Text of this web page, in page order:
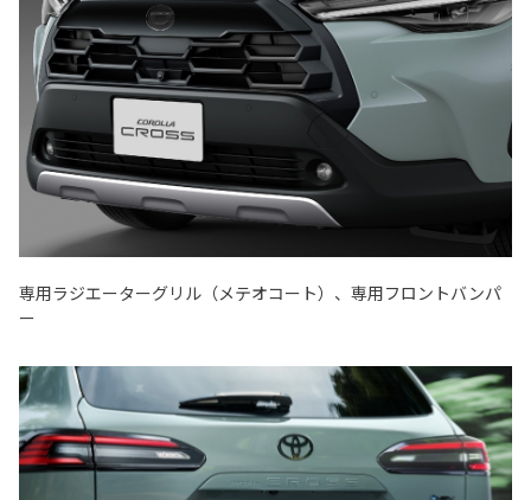
専用ラジエーターグリル（メテオコート）、専用フロントバンパ
ー